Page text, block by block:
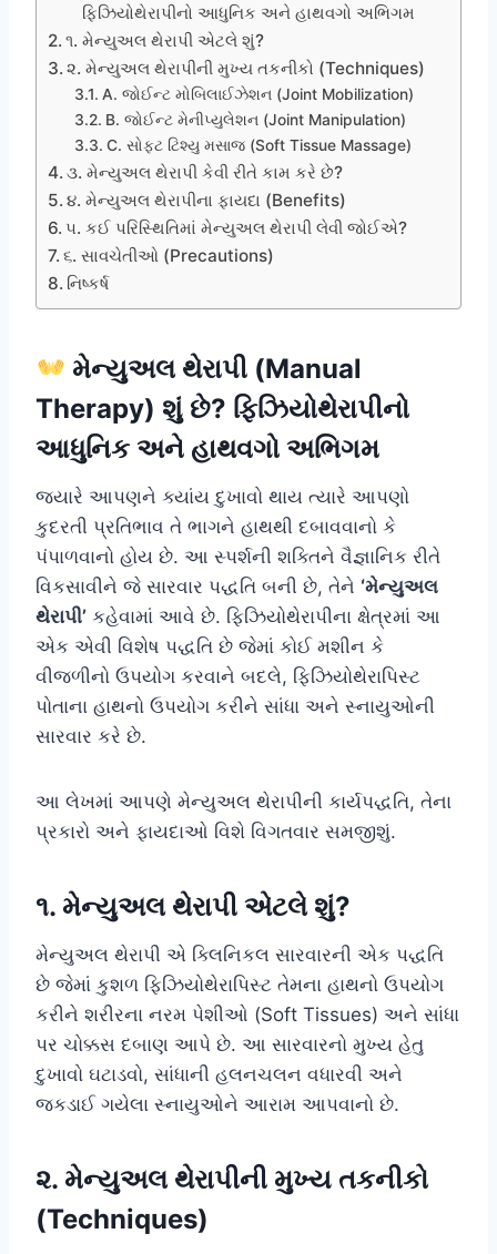
ફિઝિયોથેરાપીનો આધુનિક અને હાથવગો અભિગમ
૧. મેન્યુઅલ થેરાપી એટલે શું?
૨. મેન્યુઅલ થેરાપીની મુખ્ય તકનીકો (Techniques)
A. જોઈન્ટ મોબિલાઈઝેશન (Joint Mobilization)
B. જોઈન્ટ મેનીપ્યુલેશન (Joint Manipulation)
C. સોફ્ટ ટિશ્યુ મસાજ (Soft Tissue Massage)
૩. મેન્યુઅલ થેરાપી કેવી રીતે કામ કરે છે?
૪. મેન્યુઅલ થેરાપીના ફાયદા (Benefits)
૫. કઈ પરિસ્થિતિમાં મેન્યુઅલ થેરાપી લેવી જોઈએ?
૬. સાવચેતીઓ (Precautions)
નિષ્કર્ષ
મેન્યુઅલ થેરાપી (Manual
Therapy) શું છે? ફિઝિયોથેરાપીનો
આધુનિક અને હાથવગો અભિગમ
જ્યારે આપણને ક્યાંય દુખાવો થાય ત્યારે આપણો
કુદરતી પ્રતિભાવ તે ભાગને હાથથી દબાવવાનો કે
પંપાળવાનો હોય છે. આ સ્પર્શની શક્તિને વૈજ્ઞાનિક રીતે
વિકસાવીને જે સારવાર પદ્ધતિ બની છે, તેને ‘મેન્યુઅલ
થેરાપી’ કહેવામાં આવે છે. ફિઝિયોથેરાપીના ક્ષેત્રમાં આ
એક એવી વિશેષ પદ્ધતિ છે જેમાં કોઈ મશીન કે
વીજળીનો ઉપયોગ કરવાને બદલે, ફિઝિયોથેરાપિસ્ટ
પોતાના હાથનો ઉપયોગ કરીને સાંધા અને સ્નાયુઓની
સારવાર કરે છે.
આ લેખમાં આપણે મેન્યુઅલ થેરાપીની કાર્યપદ્ધતિ, તેના
પ્રકારો અને ફાયદાઓ વિશે વિગતવાર સમજીશું.
૧. મેન્યુઅલ થેરાપી એટલે શું?
મેન્યુઅલ થેરાપી એ ક્લિનિકલ સારવારની એક પદ્ધતિ
છે જેમાં કુશળ ફિઝિયોથેરાપિસ્ટ તેમના હાથનો ઉપયોગ
કરીને શરીરના નરમ પેશીઓ (Soft Tissues) અને સાંધા
પર ચોક્કસ દબાણ આપે છે. આ સારવારનો મુખ્ય હેતુ
દુખાવો ઘટાડવો, સાંધાની હલનચલન વધારવી અને
જકડાઈ ગયેલા સ્નાયુઓને આરામ આપવાનો છે.
૨. મેન્યુઅલ થેરાપીની મુખ્ય તકનીકો
(Techniques)